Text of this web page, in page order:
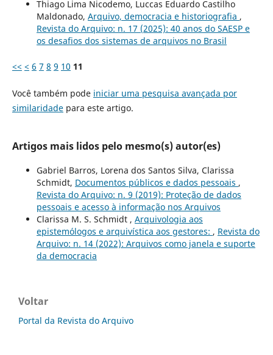
Thiago Lima Nicodemo, Luccas Eduardo Castilho
Maldonado, Arquivo, democracia e historiografia ,
Revista do Arquivo: n. 17 (2025): 40 anos do SAESP e
os desafios dos sistemas de arquivos no Brasil
<< < 6 7 8 9 10 11
Você também pode iniciar uma pesquisa avançada por
similaridadepara este artigo.
Artigos mais lidos pelo mesmo(s) autor(es)
Gabriel Barros, Lorena dos Santos Silva, Clarissa
Schmidt, Documentos públicos e dados pessoais ,
Revista do Arquivo: n. 9 (2019): Proteção de dados
pessoais e acesso à informação nos Arquivos
Clarissa M. S. Schmidt , Arquivologia aos
epistemólogos e arquivística aos gestores: , Revista do
Arquivo: n. 14 (2022): Arquivos como janela e suporte
da democracia
Voltar
Portal da Revista do Arquivo